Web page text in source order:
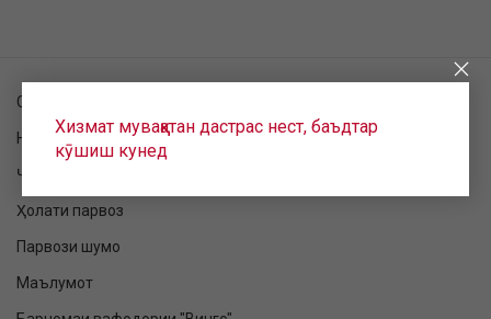
Хизмат муваққатан дастрас нест, баъдтар
кӯшиш кунед
Санҷиши фармоиш
Номнавис шудан ба парвоз
Ҷадвали парвоз
Ҳолати парвоз
Парвози шумо
Маълумот